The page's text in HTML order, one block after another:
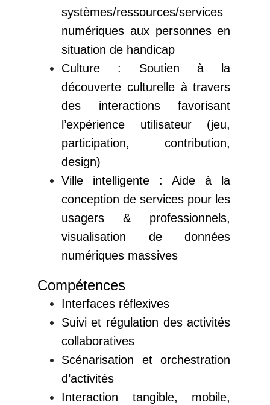
systèmes/ressources/services
numériques aux personnes en
situation de handicap
Culture : Soutien à la
découverte culturelle à travers
des interactions favorisant
l’expérience utilisateur (jeu,
participation, contribution,
design)
Ville intelligente : Aide à la
conception de services pour les
usagers & professionnels,
visualisation de données
numériques massives
Compétences
Interfaces réflexives
Suivi et régulation des activités
collaboratives
Scénarisation et orchestration
d’activités
Interaction tangible, mobile,